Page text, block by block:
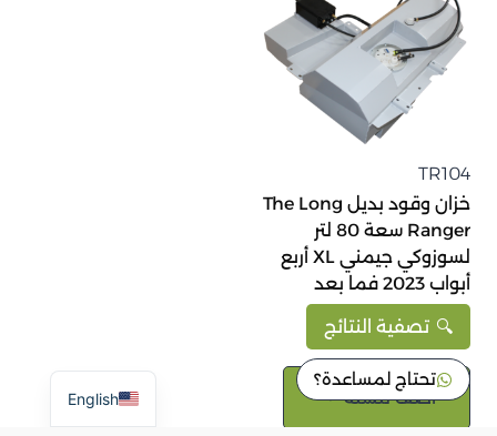
TR104
خزان وقود بديل The Long
Ranger سعة 80 لتر
لسوزوكي جيمني XL أربع
أبواب 2023 فما بعد
ر.س5,980
شامل ضريبة القيمة المضافة
أضف للسلة
تصفية النتائج
تحتاج لمساعدة؟
English